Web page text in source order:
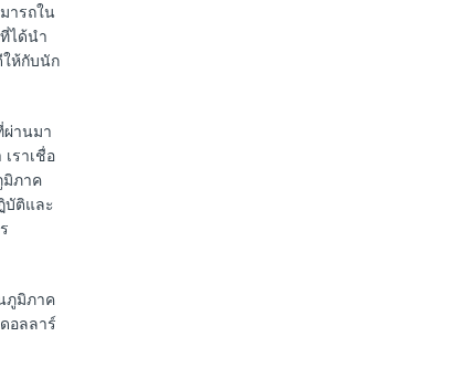
ารถใน
ได้นำ
ห้กับนัก
ผ่านมา
ราเชื่อ
มิภาค
บัติและ
ภูมิภาค
อลลาร์